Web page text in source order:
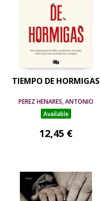
TIEMPO DE HORMIGAS
PEREZ HENARES, ANTONIO
Available
12,45 €